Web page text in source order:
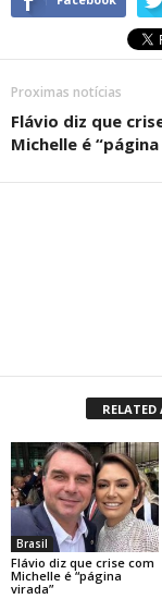
Proximas notícias
Flávio diz que
Michelle é
RELATED
Brasil
Flávio diz que crise com
Michelle é “página
virada”